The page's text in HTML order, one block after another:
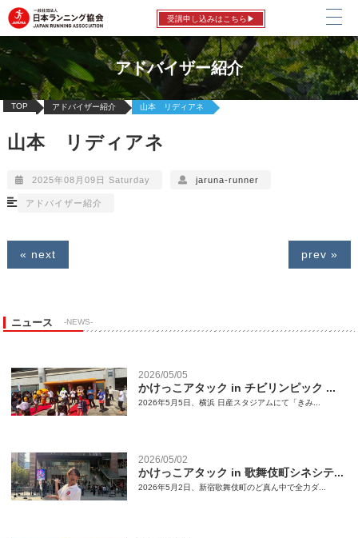
受講申し込みはこちら▶
アドバイザー紹介
TOP アドバイザー紹介 山本 リディアネ
山本 リディアネ
2025年08月09日 Saturday jaruna-runner
アドバイザー紹介
« next prev »
ニュース -NEWS-
2026/05/05
かけっこアタック in チビリンピック ...
2026年5月5日、横浜 日産スタジアムにて「きみ...
2026/05/02
かけっこアタック in 歌舞伎町シネシテ...
2026年5月2日、新宿歌舞伎町のど真ん中で全力ダ...